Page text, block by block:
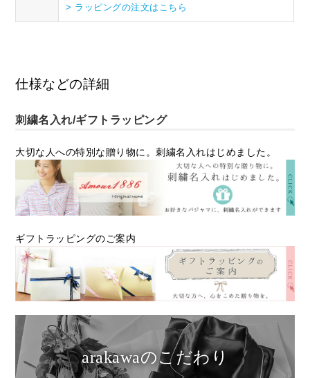
> ラッピングの注文はこちら
仕様などの詳細
刺繍名入れ/ギフトラッピング
大切な人への特別な贈り物に。刺繍名入れはじめました。
ギフトラッピングのご案内
arakawaのこだわり